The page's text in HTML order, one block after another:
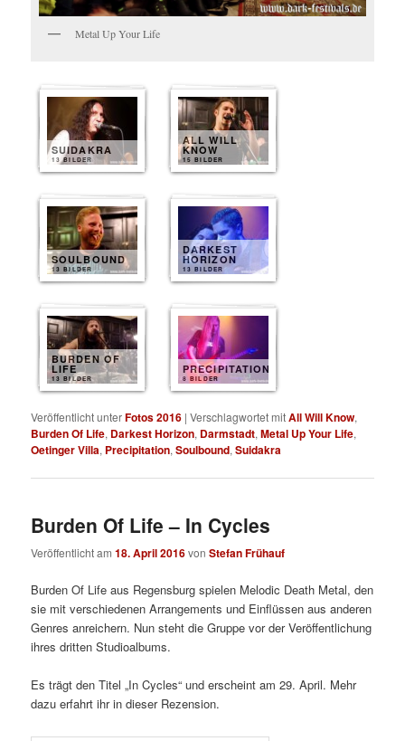
Metal Up Your Life
SUIDAKRA
13 BILDER
ALL WILL
KNOW
15 BILDER
SOULBOUND
13 BILDER
DARKEST
HORIZON
13 BILDER
BURDEN OF
LIFE
13 BILDER
PRECIPITATION
8 BILDER
Veröffentlicht unterFotos 2016 |Verschlagwortet mitAll Will Know,
Burden Of Life, Darkest Horizon, Darmstadt,Metal Up Your Life,
Oetinger Villa, Precipitation,Soulbound,Suidakra
Burden Of Life – In Cycles
Veröffentlicht am18. April 2016vonStefan Frühauf
Burden Of Life aus Regensburg spielen Melodic Death Metal, den
sie mit verschiedenen Arrangements und Einflüssen aus anderen
Genres anreichern. Nun steht die Gruppe vor der Veröffentlichung
ihres dritten Studioalbums.
Es trägt den Titel „In Cycles“ und erscheint am 29. April. Mehr
dazu erfahrt ihr in dieser Rezension.